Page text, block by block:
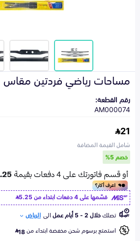
مساحات رياضي فردتين مقاس 18 - Autoway
رقم القطعة:
AM000074
21
شامل القيمة المضافة
خصم 5%
قسّمها على 4 دفعات ابتداء من
5.25
تصلكخلال 2 - 5 أيام عمل الى الرياض
استمتع برسوم شحن مخفضة ابتداء من18